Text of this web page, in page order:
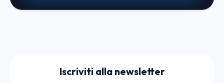
Iscriviti alla newsletter